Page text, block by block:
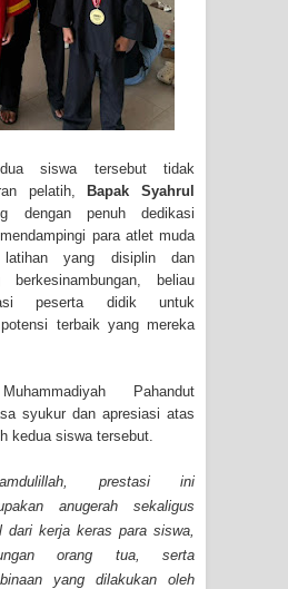
siswa tersebut tidak
pelatih,
Bapak Syahrul
dengan penuh dedikasi
para atlet muda
latihan yang disiplin dan
berkesinambungan, beliau
peserta didik untuk
terbaik yang mereka
Pahandut
syukur dan apresiasi atas
kedua siswa tersebut.
prestasi ini
anugerah sekaligus
dari kerja keras para siswa,
orang tua, serta
yang dilakukan oleh